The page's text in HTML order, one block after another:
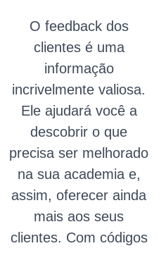
O feedback dos
clientes é uma
informação
incrivelmente valiosa.
Ele ajudará você a
descobrir o que
precisa ser melhorado
na sua academia e,
assim, oferecer ainda
mais aos seus
clientes. Com códigos